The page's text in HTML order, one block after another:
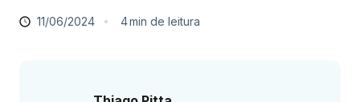
11/06/2024 4min de leitura